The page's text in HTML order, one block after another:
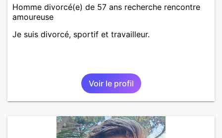
Homme divorcé(e) de 57 ans recherche rencontre
amoureuse
Je suis divorcé, sportif et travailleur.
Voir le profil